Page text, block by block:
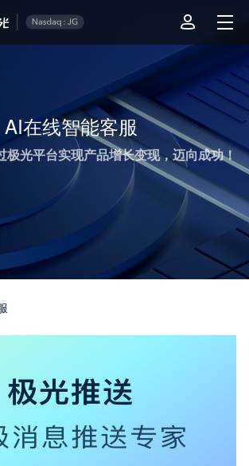
AI在线智能客服
极光平台实现产品增长变现，迈向成功！